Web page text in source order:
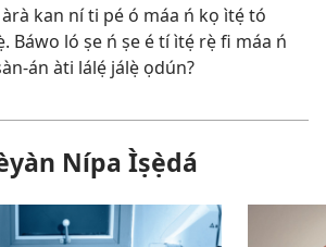
àrà kan ní ti pé ó máa ń kọ ìtẹ́ tó
Báwo ló ṣe ń ṣe é tí ìtẹ́ rẹ̀ fi máa ń
án àti lálẹ́ jálẹ̀ ọdún?
Nípa Ìṣẹ̀dá